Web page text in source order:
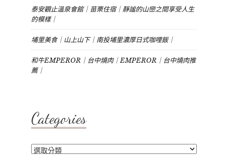
泰安觀止溫泉會館｜苗栗住宿｜靜謐的山巒之間享受人生
的模樣｜
埔里美食｜山上山下｜南投埔里濃厚日式咖哩飯｜
和牛EMPEROR｜台中燒肉｜EMPEROR｜台中燒肉推
薦｜
Categories
Categories